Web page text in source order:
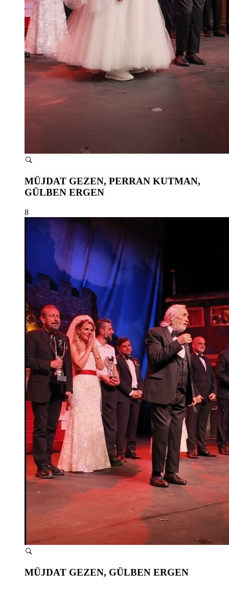
MÜJDAT GEZEN, PERRAN KUTMAN,
GÜLBEN ERGEN
8
MÜJDAT GEZEN, GÜLBEN ERGEN